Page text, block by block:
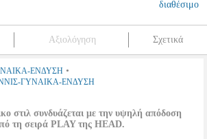
διαθέσιμο
Αξιολόγηση Σχετικά
ΕΝΔΥΣΗ •
ΓΥΝΑΙΚΑ-ΕΝΔΥΣΗ
στιλ συνδυάζεται με την υψηλή απόδοση
τη σειρά PLAY της HEAD.